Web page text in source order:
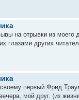
на отрывки из моего
глазами других
первый Фрид
мой друг. (из